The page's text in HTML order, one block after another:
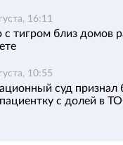
16:11
с тигром близ домов
10:55
суд признал
с долей в